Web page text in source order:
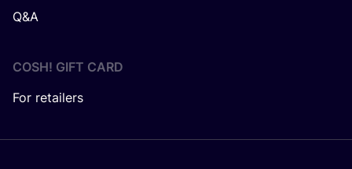
Q&A
COSH! GIFT CARD
For retailers